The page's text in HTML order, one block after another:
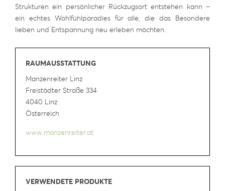
Strukturen ein persönlicher Rückzugsort entstehen kann –
ein echtes Wohlfühlparadies für alle, die das Besondere
lieben und Entspannung neu erleben möchten.
RAUMAUSSTATTUNG
Manzenreiter Linz
Freistädter Straße 334
4040 Linz
Österreich
www.manzenreiter.at
VERWENDETE PRODUKTE